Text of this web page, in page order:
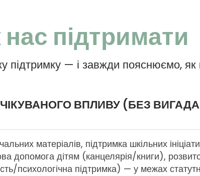
підтримати
підтримку — і завжди пояснюємо,
ВПЛИВУ (БЕЗ
матеріалів, підтримка шкільних
допомога дітям (канцелярія/книги),
психологічна підтримка) — у межах